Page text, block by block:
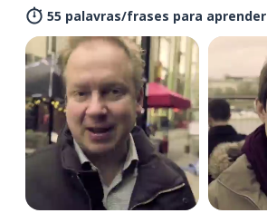
55 palavras/frases para aprender